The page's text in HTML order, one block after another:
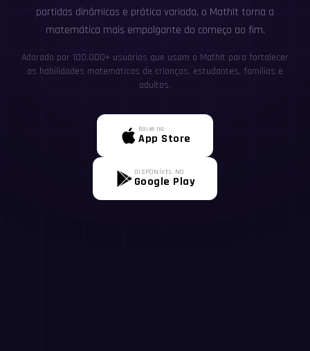
partidas dinâmicas e prática variada, o MathIt torna a
matemática mais empolgante do começo ao fim.
Adorado por 100,000+ usuários que usam o MathIt para fortalecer
as habilidades matemáticas de crianças, estudantes, famílias e
adultos.
Baixe na
App Store
DISPONÍVEL NO
Google Play